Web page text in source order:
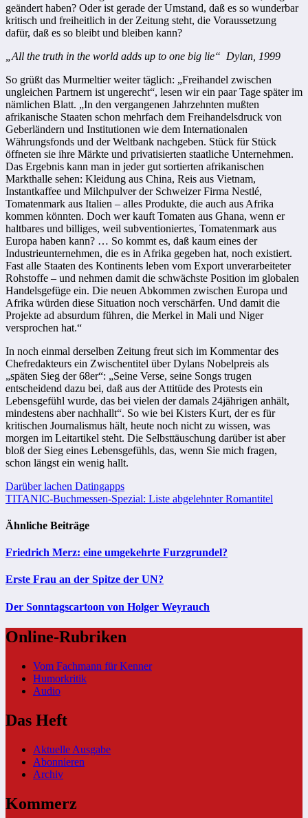
geändert haben? Oder ist gerade der Umstand, daß es so wunderbar
kritisch und freiheitlich in der Zeitung steht, die Voraussetzung
dafür, daß es so bleibt und bleiben kann?
„All the truth in the world adds up to one big lie“ Dylan, 1999
So grüßt das Murmeltier weiter täglich: „Freihandel zwischen
ungleichen Partnern ist ungerecht“, lesen wir ein paar Tage später im
nämlichen Blatt. „In den vergangenen Jahrzehnten mußten
afrikanische Staaten schon mehrfach dem Freihandelsdruck von
Geberländern und Institutionen wie dem Internationalen
Währungsfonds und der Weltbank nachgeben. Stück für Stück
öffneten sie ihre Märkte und privatisierten staatliche Unternehmen.
Das Ergebnis kann man in jeder gut sortierten afrikanischen
Markthalle sehen: Kleidung aus China, Reis aus Vietnam,
Instantkaffee und Milchpulver der Schweizer Firma Nestlé,
Tomatenmark aus Italien – alles Produkte, die auch aus Afrika
kommen könnten. Doch wer kauft Tomaten aus Ghana, wenn er
haltbares und billiges, weil subventioniertes, Tomatenmark aus
Europa haben kann? … So kommt es, daß kaum eines der
Industrieunternehmen, die es in Afrika gegeben hat, noch existiert.
Fast alle Staaten des Kontinents leben vom Export unverarbeiteter
Rohstoffe – und nehmen damit die schwächste Position im globalen
Handelsgefüge ein. Die neuen Abkommen zwischen Europa und
Afrika würden diese Situation noch verschärfen. Und damit die
Projekte ad absurdum führen, die Merkel in Mali und Niger
versprochen hat.“
In noch einmal derselben Zeitung freut sich im Kommentar des
Chefredakteurs ein Zwischentitel über Dylans Nobelpreis als
„späten Sieg der 68er“: „Seine Verse, seine Songs trugen
entscheidend dazu bei, daß aus der Attitüde des Protests ein
Lebensgefühl wurde, das bei vielen der damals 24jährigen anhält,
mindestens aber nachhallt“. So wie bei Kisters Kurt, der es für
kritischen Journalismus hält, heute noch nicht zu wissen, was
morgen im Leitartikel steht. Die Selbsttäuschung darüber ist aber
bloß der Sieg eines Lebensgefühls, das, wenn Sie mich fragen,
schon längst ein wenig hallt.
Beitragsnavigation
Darüber lachen Datingapps
TITANIC-Buchmessen-Spezial: Liste abgelehnter Romantitel
Ähnliche Beiträge
Friedrich Merz: eine umgekehrte Furzgrundel?
Erste Frau an der Spitze der UN?
Der Sonntagscartoon von Holger Weyrauch
Online-Rubriken
Vom Fachmann für Kenner
Humorkritik
Audio
Das Heft
Aktuelle Ausgabe
Abonnieren
Archiv
Kommerz